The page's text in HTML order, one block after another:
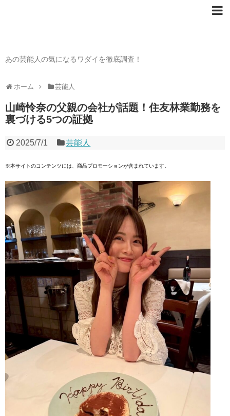
あの芸能人の気になるワダイを徹底調査！
ホーム 芸能人
山崎怜奈の父親の会社が話題！住友林業勤務を
裏づける5つの証拠
2025/7/1 芸能人
※本サイトのコンテンツには、商品プロモーションが含まれています。